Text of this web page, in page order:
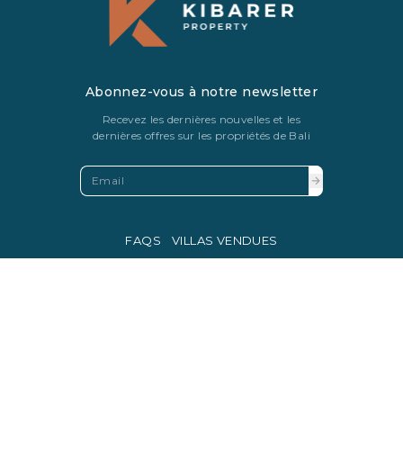
Abonnez-vous à notre newsletter
Recevez les dernières nouvelles et les
dernières offres sur les propriétés de Bali
FAQS
VILLAS VENDUES